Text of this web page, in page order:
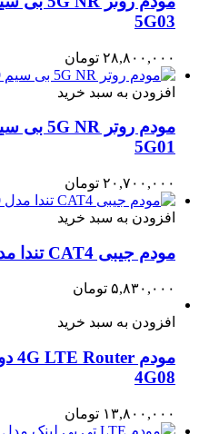
5G03
۲۸,۸۰۰,۰۰۰ تومان
افزودن به سبد خرید
5G01
۲۰,۷۰۰,۰۰۰ تومان
افزودن به سبد خرید
مودم جیبی CAT4 تندا مدل 4G180 V4.0
۵,۸۳۰,۰۰۰ تومان
افزودن به سبد خرید
4G08
۱۳,۸۰۰,۰۰۰ تومان